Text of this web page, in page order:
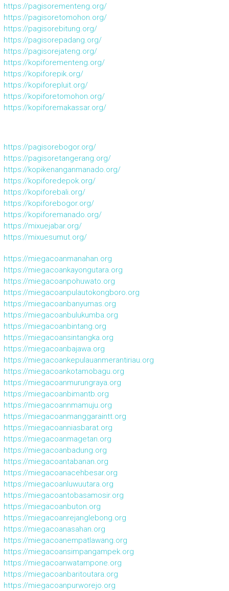
https://pagisorementeng.org/
https://pagisoretomohon.org/
https://pagisorebitung.org/
https://pagisorepadang.org/
https://pagisorejateng.org/
https://kopiforementeng.org/
https://kopiforepik.org/
https://kopiforepluit.org/
https://kopiforetomohon.org/
https://kopiforemakassar.org/
https://pagisorebogor.org/
https://pagisoretangerang.org/
https://kopikenanganmanado.org/
https://kopiforedepok.org/
https://kopiforebali.org/
https://kopiforebogor.org/
https://kopiforemanado.org/
https://mixuejabar.org/
https://mixuesumut.org/
https://miegacoanmanahan.org
https://miegacoankayongutara.org
https://miegacoanpohuwato.org
https://miegacoanpulautokongboro.org
https://miegacoanbanyumas.org
https://miegacoanbulukumba.org
https://miegacoanbintang.org
https://miegacoansintangka.org
https://miegacoanbajawa.org
https://miegacoankepulauanmerantiriau.org
https://miegacoankotamobagu.org
https://miegacoanmurungraya.org
https://miegacoanbimantb.org
https://miegacoannmamuju.org
https://miegacoanmanggaraintt.org
https://miegacoanniasbarat.org
https://miegacoanmagetan.org
https://miegacoanbadung.org
https://miegacoantabanan.org
https://miegacoanacehbesar.org
https://miegacoanluwuutara.org
https://miegacoantobasamosir.org
https://miegacoanbuton.org
https://miegacoanrejanglebong.org
https://miegacoanasahan.org
https://miegacoanempatlawang.org
https://miegacoansimpangampek.org
https://miegacoanwatampone.org
https://miegacoanbaritoutara.org
https://miegacoanpurworejo.org